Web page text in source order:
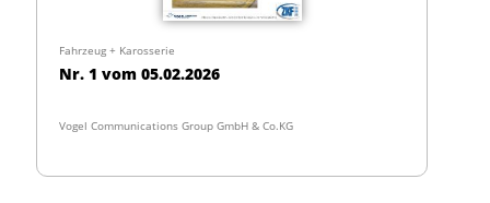
Fahrzeug + Karosserie
Nr. 1 vom 05.02.2026
Vogel Communications Group GmbH & Co.KG